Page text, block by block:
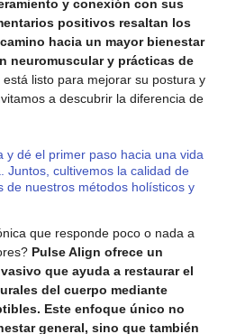
y conexión con sus
positivos resaltan los
hacia un mayor bienestar
neuromuscular y prácticas de
está listo para mejorar su postura y
a descubrir la diferencia de
y dé el primer paso hacia una vida
Juntos, cultivemos la calidad de
de nuestros métodos holísticos y
que responde poco o nada a
Pulse Align ofrece un
que ayuda a restaurar el
del cuerpo mediante
Este enfoque único no
general, sino que también